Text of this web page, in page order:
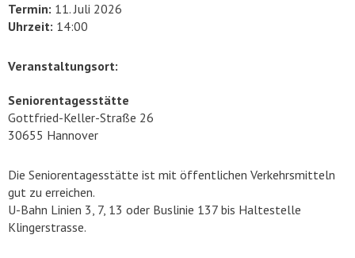
Termin: 11. Juli 2026
Uhrzeit: 14:00
Veranstaltungsort:
Seniorentagesstätte
Gottfried-Keller-Straße 26
30655 Hannover
Die Seniorentagesstätte ist mit öffentlichen Verkehrsmitteln
gut zu erreichen.
U-Bahn Linien 3, 7, 13 oder Buslinie 137 bis Haltestelle
Klingerstrasse.